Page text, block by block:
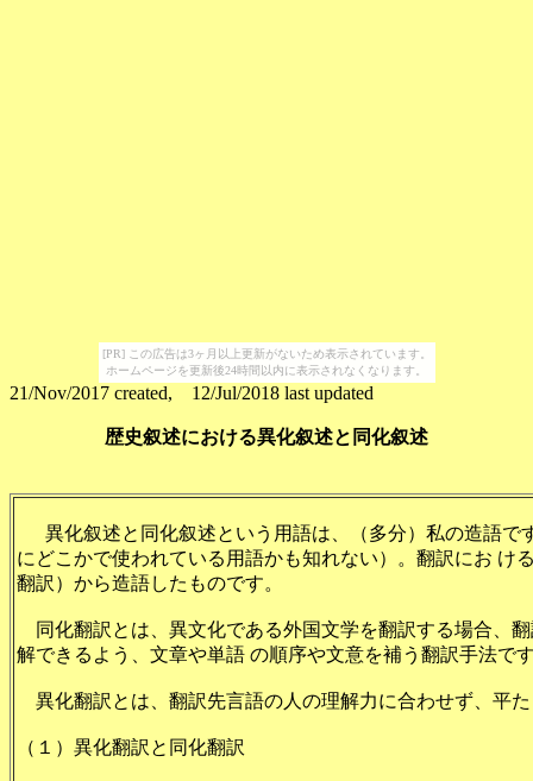
[PR] この広告は3ヶ月以上更新がないため表示されています。
ホームページを更新後24時間以内に表示されなくなります。
21/Nov/2017 created, 12/Jul/2018 last updated
歴史叙述における異化叙述と同化叙述
異化叙述と同化叙述という用語は、（多分）私の造語で
にどこかで使われている用語かも知れない）。翻訳にお け
翻訳）から造語したものです。
同化翻訳とは、異文化である外国文学を翻訳する場合、
解できるよう、文章や単語 の順序や文意を補う翻訳手法で
異化翻訳とは、翻訳先言語の人の理解力に合わせず、平
（１）異化翻訳と同化翻訳